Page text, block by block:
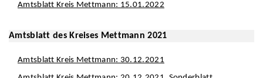
Amtsblatt Kreis Mettmann: 15.01.2022
Amtsblatt des Kreises Mettmann 2021
Amtsblatt Kreis Mettmann: 30.12.2021